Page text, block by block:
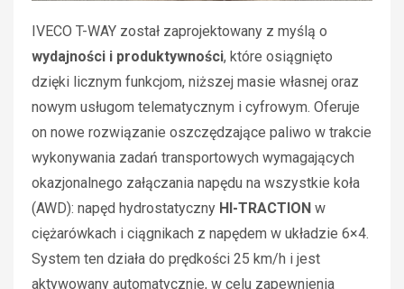
IVECO T-WAY został zaprojektowany z myślą o
wydajności i produktywności, które osiągnięto
dzięki licznym funkcjom, niższej masie własnej oraz
nowym usługom telematycznym i cyfrowym. Oferuje
on nowe rozwiązanie oszczędzające paliwo w trakcie
wykonywania zadań transportowych wymagających
okazjonalnego załączania napędu na wszystkie koła
(AWD): napęd hydrostatyczny HI-TRACTION w
ciężarówkach i ciągnikach z napędem w układzie 6×4.
System ten działa do prędkości 25 km/h i jest
aktywowany automatycznie, w celu zapewnienia